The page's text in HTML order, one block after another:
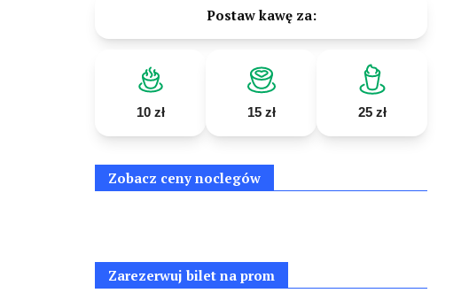
Postaw kawę za:
10 zł 15 zł 25 zł
Zobacz ceny noclegów
Zarezerwuj bilet na prom